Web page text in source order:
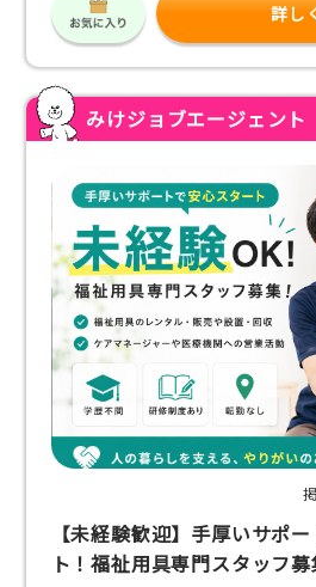
詳し
みけジョブエージェント
【未経験歓迎】手厚いサポ
ト！福祉用具専門スタッフ募